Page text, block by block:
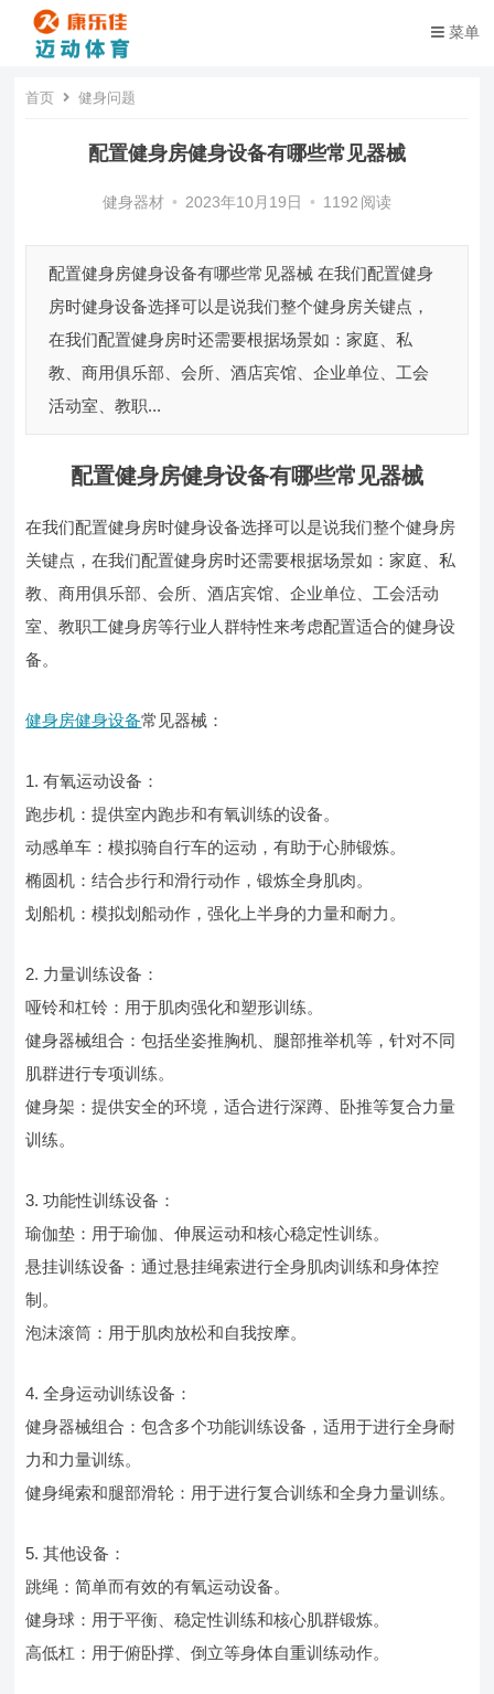
菜单
首页 健身问题
配置健身房健身设备有哪些常见器械
健身器材 • 2023年10月19日 • 1192 阅读
配置健身房健身设备有哪些常见器械 在我们配置健身
房时健身设备选择可以是说我们整个健身房关键点，
在我们配置健身房时还需要根据场景如：家庭、私
教、商用俱乐部、会所、酒店宾馆、企业单位、工会
活动室、教职...
配置健身房健身设备有哪些常见器械
在我们配置健身房时健身设备选择可以是说我们整个健身房
关键点，在我们配置健身房时还需要根据场景如：家庭、私
教、商用俱乐部、会所、酒店宾馆、企业单位、工会活动
室、教职工健身房等行业人群特性来考虑配置适合的健身设
备。
健身房健身设备常见器械：
1. 有氧运动设备：
跑步机：提供室内跑步和有氧训练的设备。
动感单车：模拟骑自行车的运动，有助于心肺锻炼。
椭圆机：结合步行和滑行动作，锻炼全身肌肉。
划船机：模拟划船动作，强化上半身的力量和耐力。
2. 力量训练设备：
哑铃和杠铃：用于肌肉强化和塑形训练。
健身器械组合：包括坐姿推胸机、腿部推举机等，针对不同
肌群进行专项训练。
健身架：提供安全的环境，适合进行深蹲、卧推等复合力量
训练。
3. 功能性训练设备：
瑜伽垫：用于瑜伽、伸展运动和核心稳定性训练。
悬挂训练设备：通过悬挂绳索进行全身肌肉训练和身体控
制。
泡沫滚筒：用于肌肉放松和自我按摩。
4. 全身运动训练设备：
健身器械组合：包含多个功能训练设备，适用于进行全身耐
力和力量训练。
健身绳索和腿部滑轮：用于进行复合训练和全身力量训练。
5. 其他设备：
跳绳：简单而有效的有氧运动设备。
健身球：用于平衡、稳定性训练和核心肌群锻炼。
高低杠：用于俯卧撑、倒立等身体自重训练动作。